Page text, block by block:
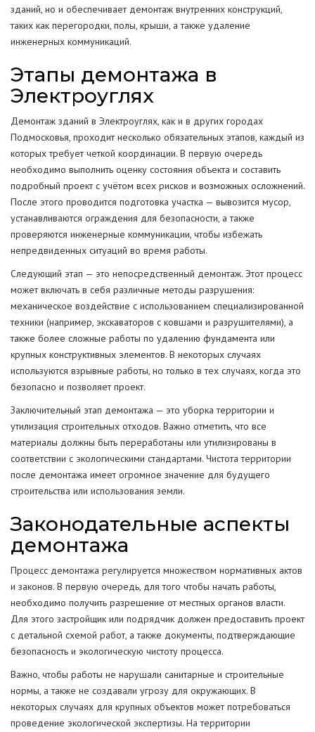
зданий, но и обеспечивает демонтаж внутренних конструкций,
таких как перегородки, полы, крыши, а также удаление
инженерных коммуникаций.
Этапы демонтажа в
Электроуглях
Демонтаж зданий в Электроуглях, как и в других городах
Подмосковья, проходит несколько обязательных этапов, каждый из
которых требует четкой координации. В первую очередь
необходимо выполнить оценку состояния объекта и составить
подробный проект с учётом всех рисков и возможных осложнений.
После этого проводится подготовка участка — вывозится мусор,
устанавливаются ограждения для безопасности, а также
проверяются инженерные коммуникации, чтобы избежать
непредвиденных ситуаций во время работы.
Следующий этап — это непосредственный демонтаж. Этот процесс
может включать в себя различные методы разрушения:
механическое воздействие с использованием специализированной
техники (например, экскаваторов с ковшами и разрушителями), а
также более сложные работы по удалению фундамента или
крупных конструктивных элементов. В некоторых случаях
используются взрывные работы, но только в тех случаях, когда это
безопасно и позволяет проект.
Заключительный этап демонтажа — это уборка территории и
утилизация строительных отходов. Важно отметить, что все
материалы должны быть переработаны или утилизированы в
соответствии с экологическими стандартами. Чистота территории
после демонтажа имеет огромное значение для будущего
строительства или использования земли.
Законодательные аспекты
демонтажа
Процесс демонтажа регулируется множеством нормативных актов
и законов. В первую очередь, для того чтобы начать работы,
необходимо получить разрешение от местных органов власти.
Для этого застройщик или подрядчик должен предоставить проект
с детальной схемой работ, а также документы, подтверждающие
безопасность и экологическую чистоту процесса.
Важно, чтобы работы не нарушали санитарные и строительные
нормы, а также не создавали угрозу для окружающих. В
некоторых случаях для крупных объектов может потребоваться
проведение экологической экспертизы. На территории